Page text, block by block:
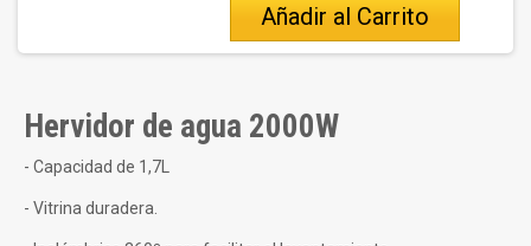
Añadir al Carrito
Hervidor de agua 2000W
- Capacidad de 1,7L
- Vitrina duradera.